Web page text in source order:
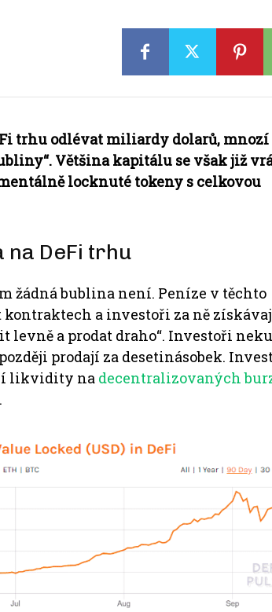
trhu odlévat miliardy dolarů, mnozí
Většina kapitálu se však již
locknuté tokeny s celkovou
na DeFi trhu
žádná bublina není. Peníze v těchto
a investoři za ně
levně a prodat draho“. Investoři
prodají za desetinásobek.
likvidity na decentralizovaných